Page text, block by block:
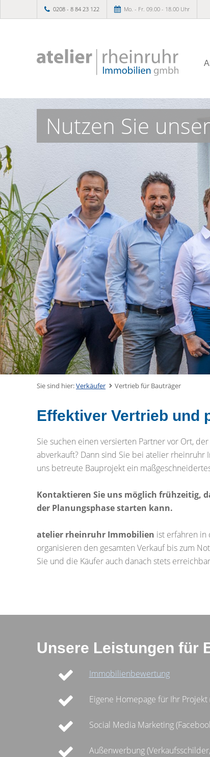
0208 - 8 84 23 122 Mo. - Fr. 09.00 - 18.00 Uhr
Nutzen Sie
Sie sind hier:Verkäufer Vertrieb für Bauträger
Effektiver Vertrieb und
Sie suchen einen versierten Partner vor Ort,
abverkauft? Dann sind Sie bei atelier
uns betreute Bauprojekt ein
Kontaktieren Sie uns möglich frühzeitig,
der Planungsphase starten kann.
atelier rheinruhr Immobilien ist erfahren in
organisieren den gesamten Verkauf bis zum
Sie und die Käufer auch danach stets
Unsere Leistungen für
Immobilienbewertung
Eigene Homepage für Ihr Projekt
Social Media Marketing
Außenwerbung